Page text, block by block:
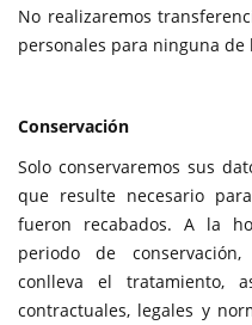
No realizaremos
personales para ninguna
Conservación
Solo conservaremos sus
que resulte necesario
fueron recabados. A la
periodo de
conlleva el tratamiento,
contractuales, legales y